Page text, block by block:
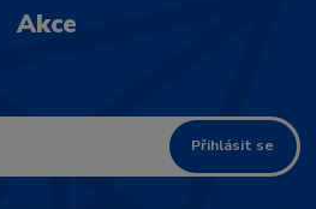
Akce
Přihlásit se